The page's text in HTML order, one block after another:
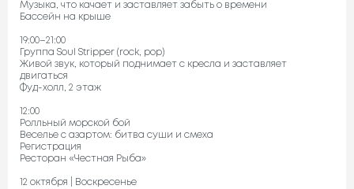
Музыка, что качает и заставляет забыть о времени
Бассейн на крыше
19:00–21:00
Группа Soul Stripper (rock, pop)
Живой звук, который поднимает с кресла и заставляет
двигаться
Фуд-холл, 2 этаж
12:00
Ролльный морской бой
Веселье с азартом: битва суши и смеха
Регистрация
Ресторан «Честная Рыба»
12 октября | Воскресенье